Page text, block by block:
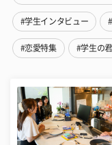
#学生インタビュー
#恋愛特集 #学生の